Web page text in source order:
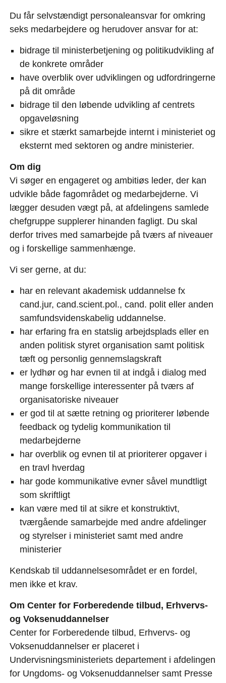
Du får selvstændigt personaleansvar for omkring
seks medarbejdere og herudover ansvar for at:
bidrage til ministerbetjening og politikudvikling af
de konkrete områder
have overblik over udviklingen og udfordringerne
på dit område
bidrage til den løbende udvikling af centrets
opgaveløsning
sikre et stærkt samarbejde internt i ministeriet og
eksternt med sektoren og andre ministerier.
Om dig
Vi søger en engageret og ambitiøs leder, der kan
udvikle både fagområdet og medarbejderne. Vi
lægger desuden vægt på, at afdelingens samlede
chefgruppe supplerer hinanden fagligt. Du skal
derfor trives med samarbejde på tværs af niveauer
og i forskellige sammenhænge.
Vi ser gerne, at du:
har en relevant akademisk uddannelse fx
cand.jur, cand.scient.pol., cand. polit eller anden
samfundsvidenskabelig uddannelse.
har erfaring fra en statslig arbejdsplads eller en
anden politisk styret organisation samt politisk
tæft og personlig gennemslagskraft
er lydhør og har evnen til at indgå i dialog med
mange forskellige interessenter på tværs af
organisatoriske niveauer
er god til at sætte retning og prioriterer løbende
feedback og tydelig kommunikation til
medarbejderne
har overblik og evnen til at prioriterer opgaver i
en travl hverdag
har gode kommunikative evner såvel mundtligt
som skriftligt
kan være med til at sikre et konstruktivt,
tværgående samarbejde med andre afdelinger
og styrelser i ministeriet samt med andre
ministerier
Kendskab til uddannelsesområdet er en fordel,
men ikke et krav.
Om Center for Forberedende tilbud, Erhvervs-
og Voksenuddannelser
Center for Forberedende tilbud, Erhvervs- og
Voksenuddannelser er placeret i
Undervisningsministeriets departement i afdelingen
for Ungdoms- og Voksenuddannelser samt Presse